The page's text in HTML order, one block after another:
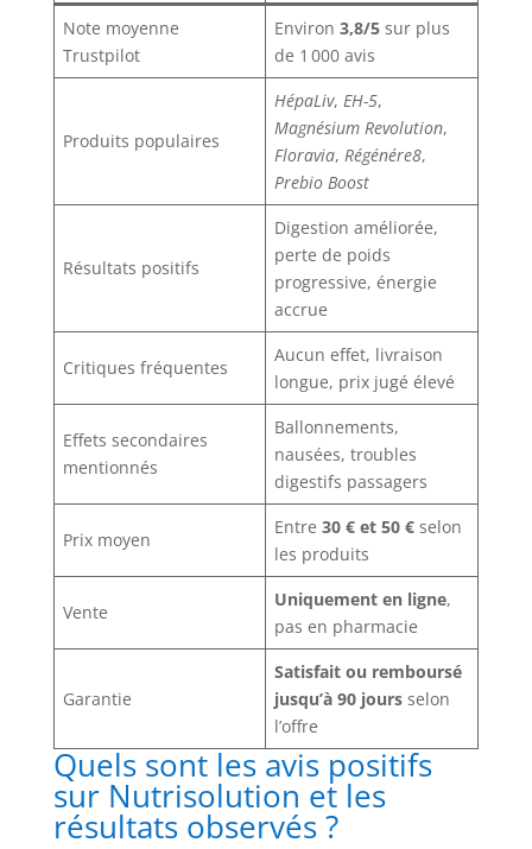
Note moyenne
Trustpilot
Environ 3,8/5sur plus
de 1 000 avis
Produits populaires
HépaLiv, EH-5,
Magnésium Revolution,
Floravia, Régénére8,
Prebio Boost
Résultats positifs
Digestion améliorée,
perte de poids
progressive, énergie
accrue
Critiques fréquentes
Aucun effet, livraison
longue, prix jugé élevé
Effets secondaires
mentionnés
Ballonnements,
nausées, troubles
digestifs passagers
Prix moyen
Entre 30 € et 50 €selon
les produits
Vente
Uniquement en ligne,
pas en pharmacie
Garantie
Satisfait ou remboursé
jusqu’à 90 joursselon
l’offre
Quels sont les avis positifs
sur Nutrisolution et les
résultats observés ?